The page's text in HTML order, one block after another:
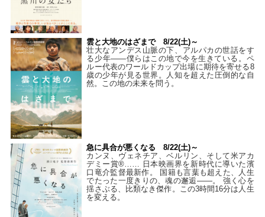
雲と大地のはざまで 8/22(土)～
壮大なアンデス山脈の下、アルパカの世話をす
る少年――僕らはこの地で今を生きている。ペ
ルー代表のワールドカップ出場に期待を寄せる8
歳の少年が見る世界。人知を超えた圧倒的な自
然。この地の未来を問う。
急に具合が悪くなる 8/22(土)～
カンヌ、ヴェネチア、ベルリン、そして米アカ
デミー賞®…… 日本映画界を新時代に導いた濱
口竜介監督最新作。 国籍も言葉も超えた、人生
でたった一度きりの、魂の邂逅――。 強く心を
揺さぶる、比類なき傑作。この3時間16分は人生
を変える。